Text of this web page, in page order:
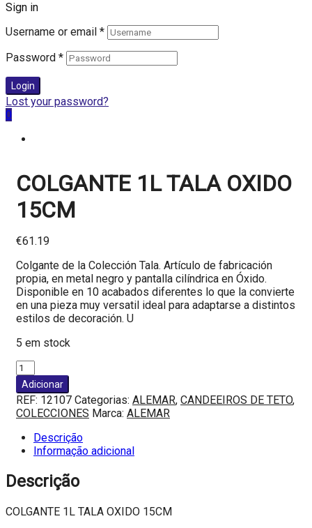
Sign in
Username or email *
Password *
Login
Lost your password?
0
COLGANTE 1L TALA OXIDO
15CM
€61.19
Colgante de la Colección Tala. Artículo de fabricación
propia, en metal negro y pantalla cilíndrica en Óxido.
Disponible en 10 acabados diferentes lo que la convierte
en una pieza muy versatil ideal para adaptarse a distintos
estilos de decoración. U
5 em stock
Quantidade
de
COLGANTE
1L
TALA
OXIDO
15CM
Adicionar
REF: 12107 Categorias: ALEMAR, CANDEEIROS DE TETO,
COLECCIONES Marca: ALEMAR
Descrição
Informação adicional
Descrição
COLGANTE 1L TALA OXIDO 15CM